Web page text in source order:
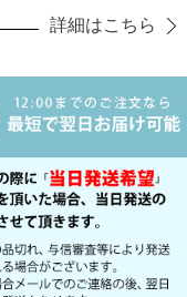
詳細はこちら